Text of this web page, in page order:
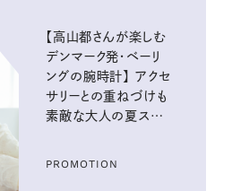
【高山都さんが楽しむ
デンマーク発・ベーリ
ングの腕時計】 アクセ
サリーとの重ねづけも
素敵な大人の夏スタイ
PROMOTION